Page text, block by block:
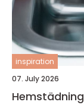
inspiration
07. July 2026